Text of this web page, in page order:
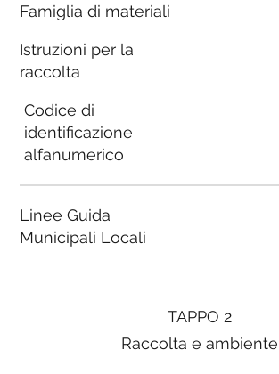
Famiglia di materiali
Istruzioni per la
raccolta
Codice di
identificazione
alfanumerico
Linee Guida
Municipali Locali
TAPPO 2
Raccolta e ambiente